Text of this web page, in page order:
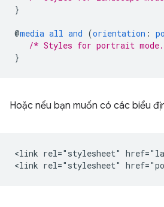
}
@media all and (orientation :
/* Styles for portrait
}
Hoặc nếu bạn muốn có các biểu
<link rel="stylesheet"